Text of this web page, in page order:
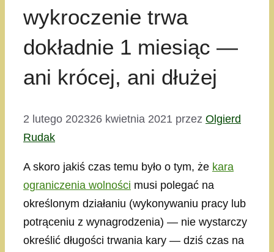
wykroczenie trwa
dokładnie 1 miesiąc —
ani krócej, ani dłużej
2 lutego 202326 kwietnia 2021 przez Olgierd
Rudak
A skoro jakiś czas temu było o tym, że kara
ograniczenia wolności musi polegać na
określonym działaniu (wykonywaniu pracy lub
potrąceniu z wynagrodzenia) — nie wystarczy
określić długości trwania kary — dziś czas na